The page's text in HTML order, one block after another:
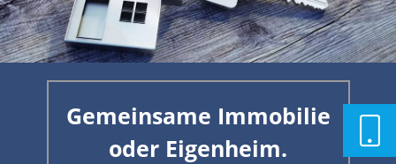
Gemeinsame Immobilie
oder Eigenheim.